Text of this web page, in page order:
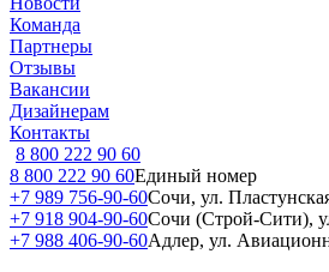
Команда
Партнеры
Отзывы
Вакансии
Дизайнерам
Контакты
8 800 222 90 60
8 800 222 90 60Единый номер
+7 989 756-90-60Сочи, ул.
+7 918 904-90-60Сочи (Строй-Сити),
+7 988 406-90-60Адлер, ул.